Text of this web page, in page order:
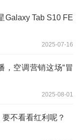
Galaxy Tab S10 FE
2025-07-16
，空调营销这场“冒
2025-08-01
不看看红利呢？